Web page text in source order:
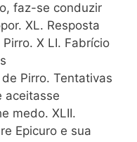
faz-se conduzir
XL. Resposta
X LI. Fabrício
Pirro. Tentativas
aceitasse
medo. XLII.
Epicuro e sua